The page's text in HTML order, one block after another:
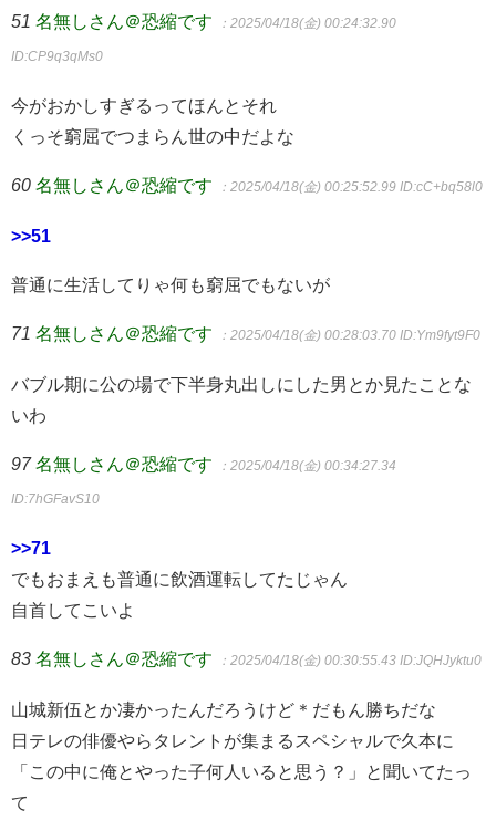
51 名無しさん＠恐縮です ：2025/04/18(金) 00:24:32.90
ID:CP9q3qMs0
今がおかしすぎるってほんとそれ
くっそ窮屈でつまらん世の中だよな
60 名無しさん＠恐縮です ：2025/04/18(金) 00:25:52.99 ID:cC+bq58l0
>>51
普通に生活してりゃ何も窮屈でもないが
71 名無しさん＠恐縮です ：2025/04/18(金) 00:28:03.70 ID:Ym9fyt9F0
バブル期に公の場で下半身丸出しにした男とか見たことな
いわ
97 名無しさん＠恐縮です ：2025/04/18(金) 00:34:27.34
ID:7hGFavS10
>>71
でもおまえも普通に飲酒運転してたじゃん
自首してこいよ
83 名無しさん＠恐縮です ：2025/04/18(金) 00:30:55.43 ID:JQHJyktu0
山城新伍とか凄かったんだろうけど＊だもん勝ちだな
日テレの俳優やらタレントが集まるスペシャルで久本に
「この中に俺とやった子何人いると思う？」と聞いてたっ
て